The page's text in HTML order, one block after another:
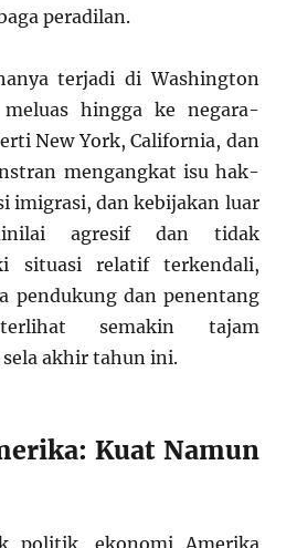
peradilan.
terjadi di Washington
hingga ke negara-
New York, California, dan
mengangkat isu hak-
imigrasi, dan kebijakan luar
agresif dan tidak
situasi relatif terkendali,
pendukung dan penentang
semakin tajam
akhir tahun ini.
Kuat Namun
politik, ekonomi Amerika